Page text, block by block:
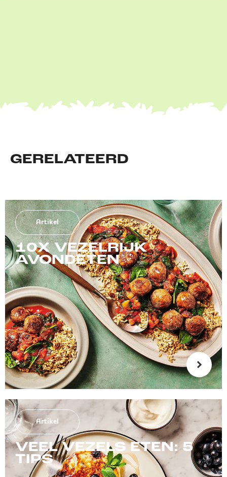
GERELATEERD
Artikel
10X VEZELRIJK
AVONDETEN
Artikel
VEEL VEZELS ETEN: 5
TIPS